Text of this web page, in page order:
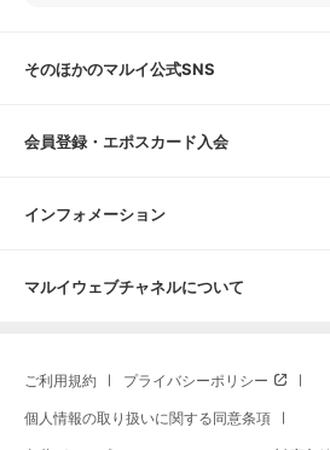
そのほかのマルイ公式SNS
会員登録・エポスカード入会
インフォメーション
マルイウェブチャネルについて
ご利用規約 プライバシーポリシー
個人情報の取り扱いに関する同意条項